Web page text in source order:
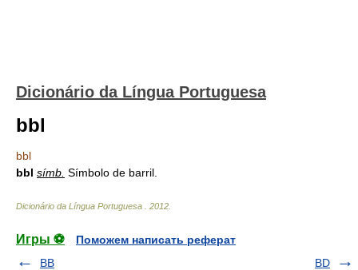
Dicionário da Língua Portuguesa
bbl
bbl
bbl símb. Símbolo de barril.
Dicionário da Língua Portuguesa 2012
Игры ⚽
Поможем написать реферат
BB
BD